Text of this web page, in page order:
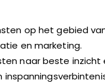
op het gebied
en marketing.
naar beste inzicht